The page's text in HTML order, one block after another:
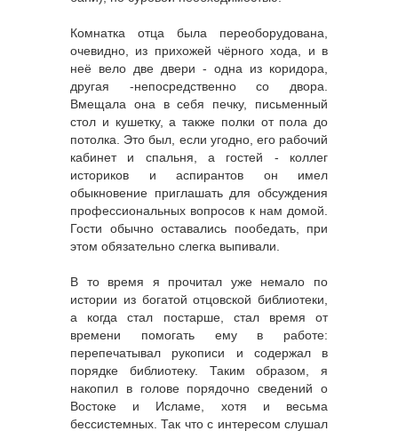
Комнатка отца была переоборудована,
очевидно, из прихожей чёрного хода, и в
неё вело две двери - одна из коридора,
другая -непосредственно со двора.
Вмещала она в себя печку, письменный
стол и кушетку, а также полки от пола до
потолка. Это был, если угодно, его рабочий
кабинет и спальня, а гостей - коллег
историков и аспирантов он имел
обыкновение приглашать для обсуждения
профессиональных вопросов к нам домой.
Гости обычно оставались пообедать, при
этом обязательно слегка выпивали.
В то время я прочитал уже немало по
истории из богатой отцовской библиотеки,
а когда стал постарше, стал время от
времени помогать ему в работе:
перепечатывал рукописи и содержал в
порядке библиотеку. Таким образом, я
накопил в голове порядочно сведений о
Востоке и Исламе, хотя и весьма
бессистемных. Так что с интересом слушал